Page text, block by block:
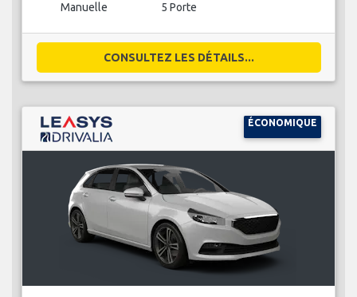
Manuelle 5 Porte
CONSULTEZ LES DÉTAILS...
ÉCONOMIQUE